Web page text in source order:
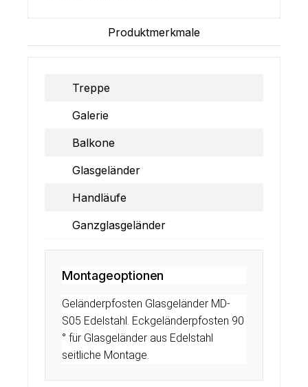
Produktmerkmale
Treppe
Galerie
Balkone
Glasgeländer
Handläufe
Ganzglasgeländer
Montageoptionen
Geländerpfosten Glasgeländer MD-
S05 Edelstahl. Eckgeländerpfosten 90
° für Glasgeländer aus Edelstahl
seitliche Montage.